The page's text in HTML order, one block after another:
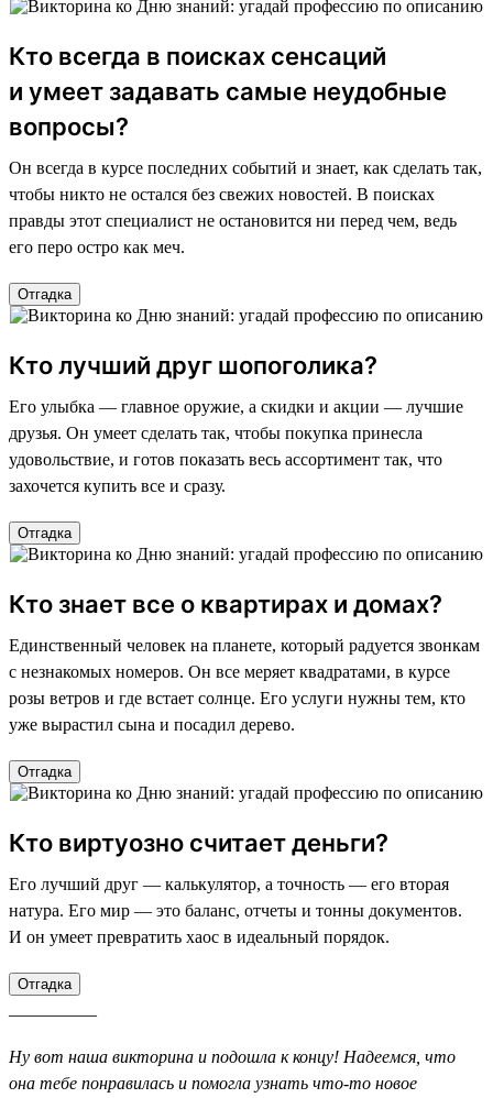
Кто всегда в поисках сенсаций
и умеет задавать самые неудобные
вопросы?
Он всегда в курсе последних событий и знает, как сделать так,
чтобы никто не остался без свежих новостей. В поисках
правды этот специалист не остановится ни перед чем, ведь
его перо остро как меч.
Отгадка
Кто лучший друг шопоголика?
Его улыбка — главное оружие, а скидки и акции — лучшие
друзья. Он умеет сделать так, чтобы покупка принесла
удовольствие, и готов показать весь ассортимент так, что
захочется купить все и сразу.
Отгадка
Кто знает все о квартирах и домах?
Единственный человек на планете, который радуется звонкам
с незнакомых номеров. Он все меряет квадратами, в курсе
розы ветров и где встает солнце. Его услуги нужны тем, кто
уже вырастил сына и посадил дерево.
Отгадка
Кто виртуозно считает деньги?
Его лучший друг — калькулятор, а точность — его вторая
натура. Его мир — это баланс, отчеты и тонны документов.
И он умеет превратить хаос в идеальный порядок.
Отгадка
Ну вот наша викторина и подошла к концу! Надеемся, что
она тебе понравилась и помогла узнать что-то новое